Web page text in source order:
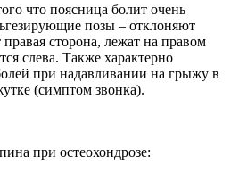
что поясница болит очень
позы – отклоняют
сторона, лежат на правом
слева. Также характерно
при надавливании на грыжу в
(симптом звонка).
при остеохондрозе: